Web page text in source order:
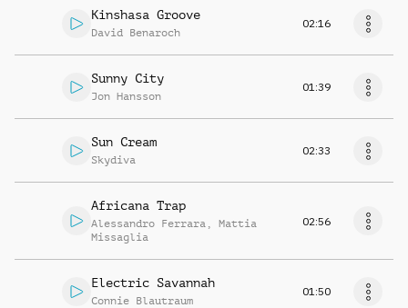
Kinshasa Groove
David Benaroch
02:16
Sunny City
Jon Hansson
01:39
Sun Cream
Skydiva
02:33
Africana Trap
Alessandro Ferrara , Mattia
Missaglia
02:56
Electric Savannah
Connie Blautraum
01:50